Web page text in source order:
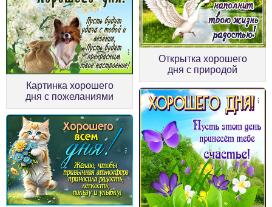
Открытка хорошего
дня с природой
Картинка хорошего
дня с пожеланиями